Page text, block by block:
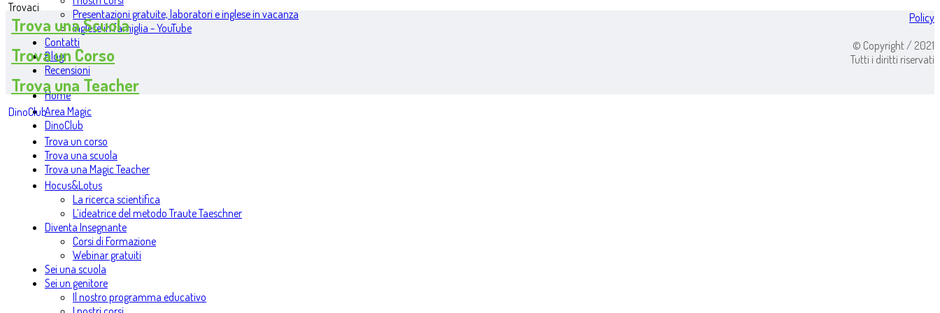
Presentazioni gratuite, laboratori e inglese in vacanza
Inglese in famiglia - YouTube
Contatti
Blog
Recensioni
Home
Area Magic
DinoClub
Trova un corso
Trova una scuola
Trova una Magic Teacher
Hocus&Lotus
La ricerca scientifica
L’ideatrice del metodo Traute Taeschner
Diventa Insegnante
Corsi di Formazione
Webinar gratuiti
Sei una scuola
Sei un genitore
Il nostro programma educativo
Trovaci
Trova una Scuola
Trova un Corso
Trova una Teacher
DinoClub
Policy
© Copyright / 2021
Tutti i diritti riservati